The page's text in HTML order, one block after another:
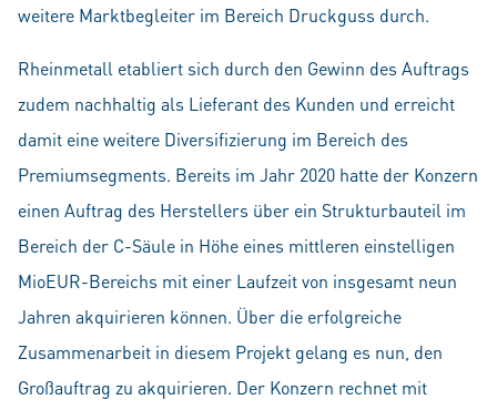
weitere Marktbegleiter im Bereich Druckguss durch.
Rheinmetall etabliert sich durch den Gewinn des Auftrags
zudem nachhaltig als Lieferant des Kunden und erreicht
damit eine weitere Diversifizierung im Bereich des
Premiumsegments. Bereits im Jahr 2020 hatte der Konzern
einen Auftrag des Herstellers über ein Strukturbauteil im
Bereich der C-Säule in Höhe eines mittleren einstelligen
MioEUR-Bereichs mit einer Laufzeit von insgesamt neun
Jahren akquirieren können. Über die erfolgreiche
Zusammenarbeit in diesem Projekt gelang es nun, den
Großauftrag zu akquirieren. Der Konzern rechnet mit